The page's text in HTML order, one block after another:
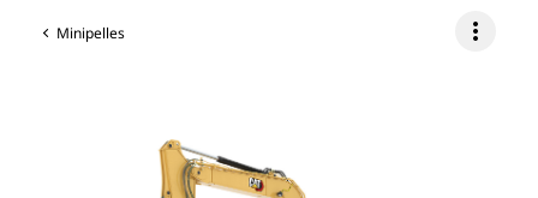
Minipelles more_vert